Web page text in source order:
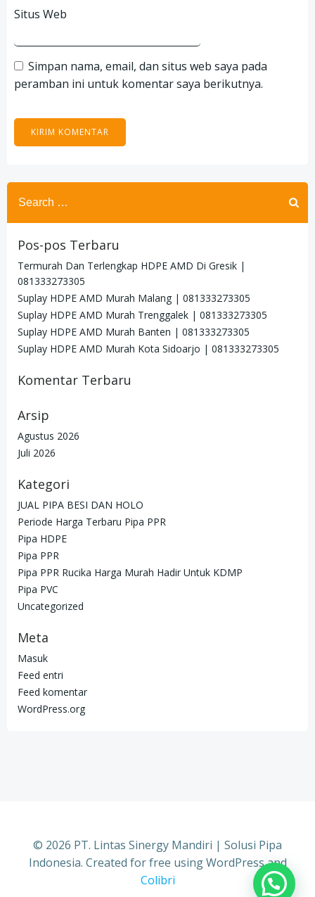
Situs Web
Simpan nama, email, dan situs web saya pada
peramban ini untuk komentar saya berikutnya.
Search
for:
Pos-pos Terbaru
Termurah Dan Terlengkap HDPE AMD Di Gresik |
081333273305
Suplay HDPE AMD Murah Malang | 081333273305
Suplay HDPE AMD Murah Trenggalek | 081333273305
Suplay HDPE AMD Murah Banten | 081333273305
Suplay HDPE AMD Murah Kota Sidoarjo | 081333273305
Komentar Terbaru
Arsip
Agustus 2026
Juli 2026
Kategori
JUAL PIPA BESI DAN HOLO
Periode Harga Terbaru Pipa PPR
Pipa HDPE
Pipa PPR
Pipa PPR Rucika Harga Murah Hadir Untuk KDMP
Pipa PVC
Uncategorized
Meta
Masuk
Feed entri
Feed komentar
WordPress.org
© 2026 PT. Lintas Sinergy Mandiri | Solusi Pipa
Indonesia. Created for free using WordPress and
Colibri